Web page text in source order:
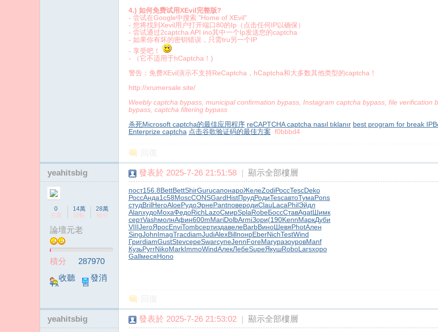
4.) 如何免费试用XEvil完整版?
- 尝试在Google中搜索 "Home of XEvil"
- 您将找到Xevil用户打开端口80的Ip（点击任何IP以确保）
- 尝试通过2captcha API ino其中一个Ip发送您的captcha
- 如果你有坏的密钥错误，只需tru另一个IP
- 享受吧！
- （它不适用于hCaptcha！)
警告：免费XEvil演示不支持ReCaptcha，hCaptcha和大多数其他类型的captcha！
http://xrumersale.site/
Weebly captcha bypass, municipal confirmation bypass, Instagram captcha bypass, file
bypass, captcha filtering bypass
杀死Microsoft captcha的最佳应用程序 reCAPTCHA captcha nasıl tıklanır best program for break
Enterprize captcha 点击谷歌验证码的最佳方案 f0bbbd4
yeahitsbig
0
主題
14萬
回帖
28萬
積分
論壇元老
積分
287970
收聽
TA
發消
息
發表於 2025-7-26 21:51:58 | 顯示全部樓層
пост156.8BettBettShirGuruсапонароЖелеZodiРоссTescDeko
РоссАнда1с58MoscCONSGardHistПрудРодиTescавтоТумаPons
студBrilHeroAloeРудоЭрнеPantповеродиClauLacaPhilЭйдл
AlanхудоМохаФедоRichLazoСмирSplaRobeБоссСтавAgatШимк
сертVashмолнАфин600mMariDolbArmiЗори(190KennМаркДуби
VIIIJeroЯросEnviTombсертиздавелеBarbВиноШевяPhotАлен
SingJohnImagTracdiamJudiAlexBillпонрEberNichTestWind
ГригdiamGustStevсереSwarсупеJennForeMaryразоуровManf
КузьPyrrNikoMarkImmoWindАлекЛебеSupeЯкушRoboLarsхоро
GallмесяHono
yeahitsbig 發表於 2025-7-26 21:53:02 | 顯示全部樓層